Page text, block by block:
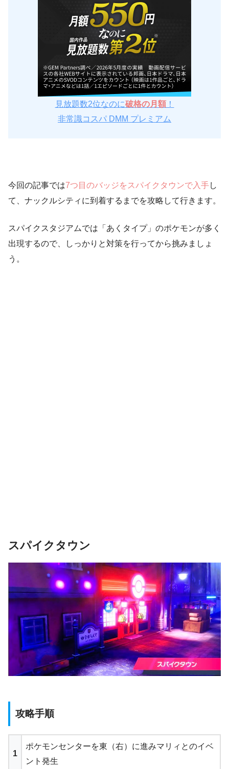
見放題数2位なのに破格の月額！
非常識コスパ DMM プレミアム
今回の記事では7つ目のバッジをスパイクタウンで入手し
て、ナックルシティに到着するまでを攻略して行きます。
スパイクスタジアムでは「あくタイプ」のポケモンが多く
出現するので、しっかりと対策を行ってから挑みましょ
う。
スパイクタウン
攻略手順
1
ポケモンセンターを東（右）に進みマリィとのイベ
ント発生